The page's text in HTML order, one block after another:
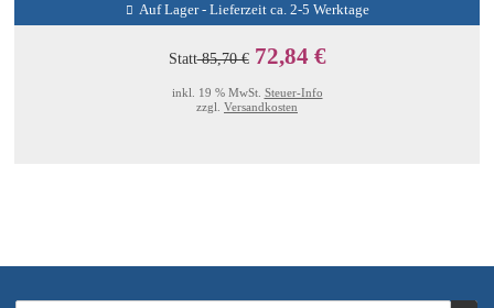
Auf Lager - Lieferzeit ca. 2-5 Werktage
Statt85,70 € 72,84 €
inkl. 19 % MwSt. Steuer-Info
zzgl. Versandkosten